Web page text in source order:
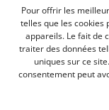
Pour offrir les
telles que les cookies
appareils. Le fait de
traiter des données
uniques sur ce
consentement peut